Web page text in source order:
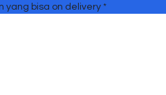
yang bisa on delivery *